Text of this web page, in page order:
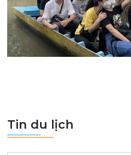
Tin du lịch